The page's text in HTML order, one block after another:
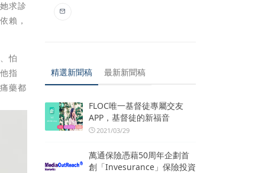
求診
賴，
怕
指
藥都
精選新聞稿 最新新聞稿
FLOC唯一基督徒專屬交友
APP，基督徒的新福音
2021/03/29
萬通保險憑藉50周年企劃首
創「Invesurance」保險投資